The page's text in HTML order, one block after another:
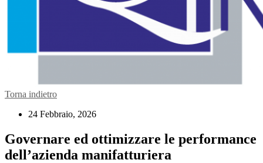
Torna indietro
24 Febbraio, 2026
Governare ed ottimizzare le performance
dell’azienda manifatturiera